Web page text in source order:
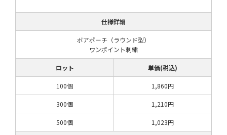
仕様詳細
ボアポーチ（ラウンド型）
ワンポイント刺繍
ロット 単価(税込)
100個 1,860円
300個 1,210円
500個 1,023円